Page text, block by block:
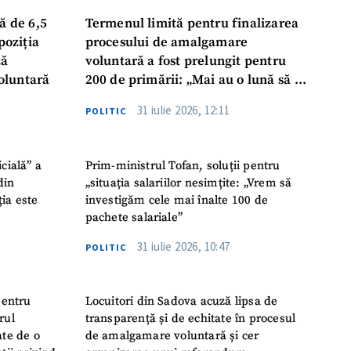
de 6,5
a
este
de o
Termenul limită pentru finalizarea
procesului de amalgamare
voluntară a fost prelungit pentru
200 de primării: „Mai au o lună să se
POLITIC 31 iulie 2026, 12:11
Prim-ministrul Tofan, soluții pentru
„situația salariilor nesimțite: „Vrem să
investigăm cele mai înalte 100 de
pachete salariale”
POLITIC 31 iulie 2026, 10:47
Locuitori din Sadova acuză lipsa de
transparență și de echitate în procesul
de amalgamare voluntară și cer